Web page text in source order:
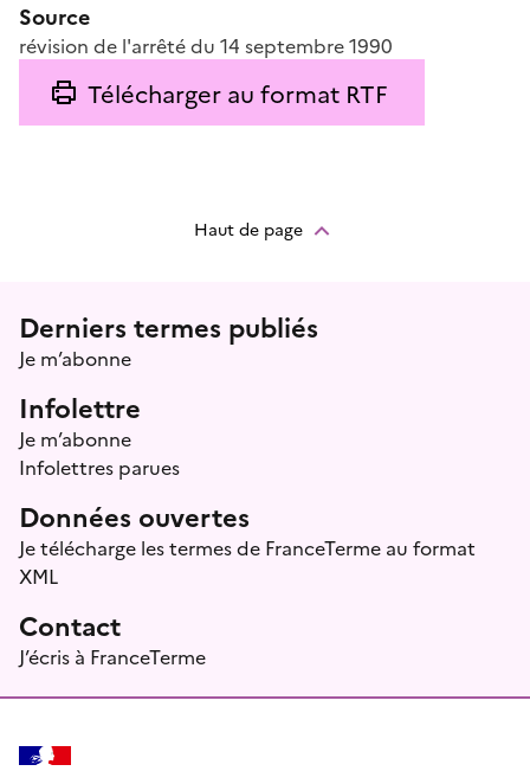
Source
révision de l'arrêté du 14 septembre 1990
Télécharger au format RTF
Haut de page
Menu prefooter
Derniers termes publiés
Je m’abonne
Infolettre
Je m’abonne
Infolettres parues
Données ouvertes
Je télécharge les termes de FranceTerme au format
XML
Contact
J’écris à FranceTerme